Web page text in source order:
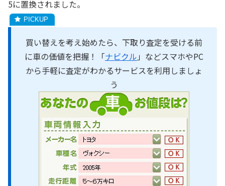
5に置換されました。
買い替えを考え始めたら、下取り査定を受ける前
に車の価値を把握！「ナビクル 」などスマホやPC
から手軽に査定がわかるサービスを利用しましょ
う